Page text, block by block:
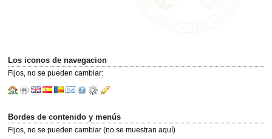
Los iconos de navegacion
Fijos, no se pueden cambiar:
Bordes de contenido y menús
Fijos, no se pueden cambiar (no se muestran aquí)